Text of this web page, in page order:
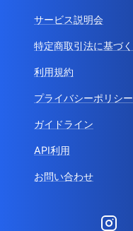
サービス説明会
特定商取引法に基づ
利用規約
プライバシーポリシー
ガイドライン
API利用
お問い合わせ